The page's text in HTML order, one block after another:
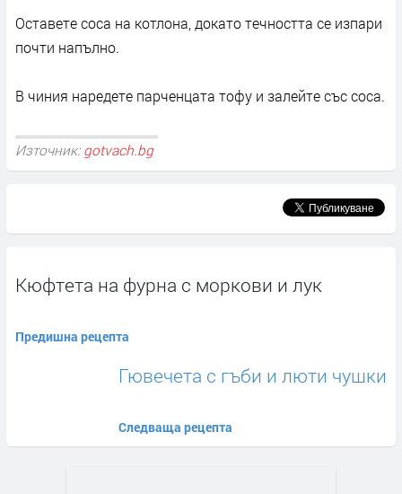
Оставете соса на котлона, докато течността се изпари
почти напълно.
В чиния наредете парченцата тофу и залейте със соса.
Източник: gotvach.bg
Кюфтета на фурна с моркови и лук
Предишна рецепта
Гювечета с гъби и люти чушки
Следваща рецепта